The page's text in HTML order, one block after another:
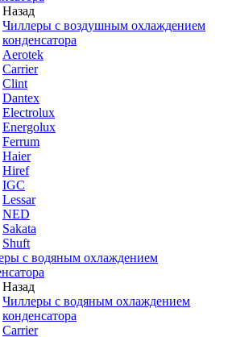
Назад
Чиллеры с воздушным охлаждением
конденсатора
Aerotek
Carrier
Clint
Dantex
Electrolux
Energolux
Ferrum
Haier
Hiref
IGC
Lessar
NED
Sakata
Shuft
с водяным охлаждением
Назад
Чиллеры с водяным охлаждением
конденсатора
Carrier